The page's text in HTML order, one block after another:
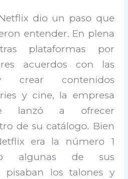
dio un paso que
entender. En plena
plataformas por
acuerdos con las
crear contenidos
y cine, la empresa
lanzó a ofrecer
de su catálogo. Bien
era la número 1
algunas de sus
pisaban los talones y